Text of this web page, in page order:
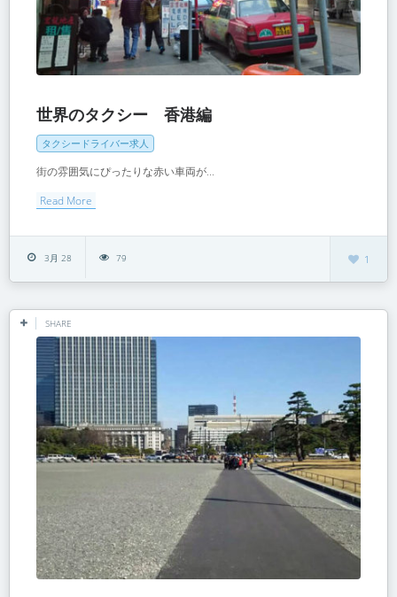
世界のタクシー 香港編
タクシードライバー求人
街の雰囲気にぴったりな赤い車両が...
Read More
3月 28 79 1
SHARE